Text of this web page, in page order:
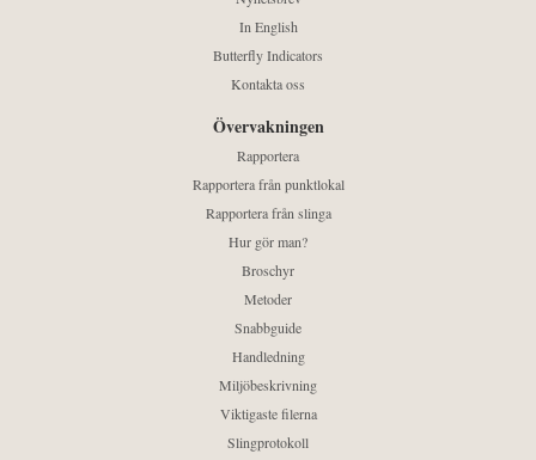
In English
Butterfly Indicators
Kontakta oss
Övervakningen
Rapportera
Rapportera från punktlokal
Rapportera från slinga
Hur gör man?
Broschyr
Metoder
Snabbguide
Handledning
Miljöbeskrivning
Viktigaste filerna
Slingprotokoll